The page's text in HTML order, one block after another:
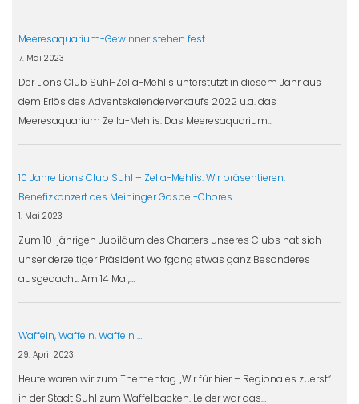
Meeresaquarium-Gewinner stehen fest
7. Mai 2023
Der Lions Club Suhl-Zella-Mehlis unterstützt in diesem Jahr aus
dem Erlös des Adventskalenderverkaufs 2022 u.a. das
Meeresaquarium Zella-Mehlis. Das Meeresaquarium…
10 Jahre Lions Club Suhl – Zella-Mehlis. Wir präsentieren:
Benefizkonzert des Meininger Gospel-Chores
1. Mai 2023
Zum 10-jährigen Jubiläum des Charters unseres Clubs hat sich
unser derzeitiger Präsident Wolfgang etwas ganz Besonderes
ausgedacht. Am 14 Mai,…
Waffeln, Waffeln, Waffeln …
29. April 2023
Heute waren wir zum Thementag „Wir für hier – Regionales zuerst“
in der Stadt Suhl zum Waffelbacken. Leider war das…